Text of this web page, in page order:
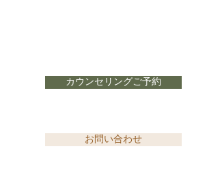
いますか？潤いをつく
カウンセリングご予約
お問い合わせ